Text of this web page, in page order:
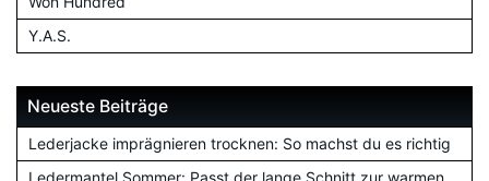
Y.A.S.
Neueste Beiträge
Lederjacke imprägnieren trocknen: So machst du es richtig
Ledermantel Sommer: Passt der lange Schnitt zur warmen